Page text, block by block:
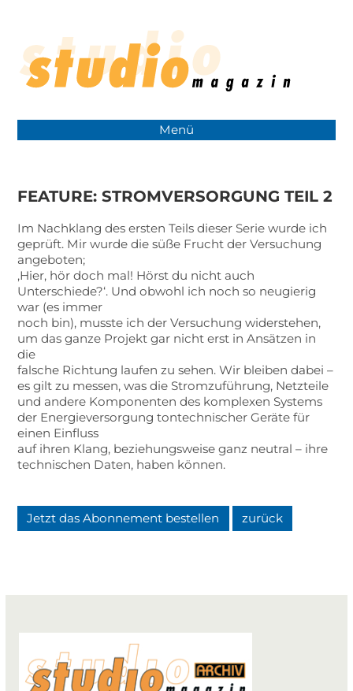
Menü
FEATURE: STROMVERSORGUNG TEIL 2
Im Nachklang des ersten Teils dieser Serie wurde ich
geprüft. Mir wurde die süße Frucht der Versuchung
angeboten;
‚Hier, hör doch mal! Hörst du nicht auch
Unterschiede?‘. Und obwohl ich noch so neugierig
war (es immer
noch bin), musste ich der Versuchung widerstehen,
um das ganze Projekt gar nicht erst in Ansätzen in
die
falsche Richtung laufen zu sehen. Wir bleiben dabei –
es gilt zu messen, was die Stromzuführung, Netzteile
und andere Komponenten des komplexen Systems
der Energieversorgung tontechnischer Geräte für
einen Einfluss
auf ihren Klang, beziehungsweise ganz neutral – ihre
technischen Daten, haben können.
Jetzt das Abonnement bestellen zurück